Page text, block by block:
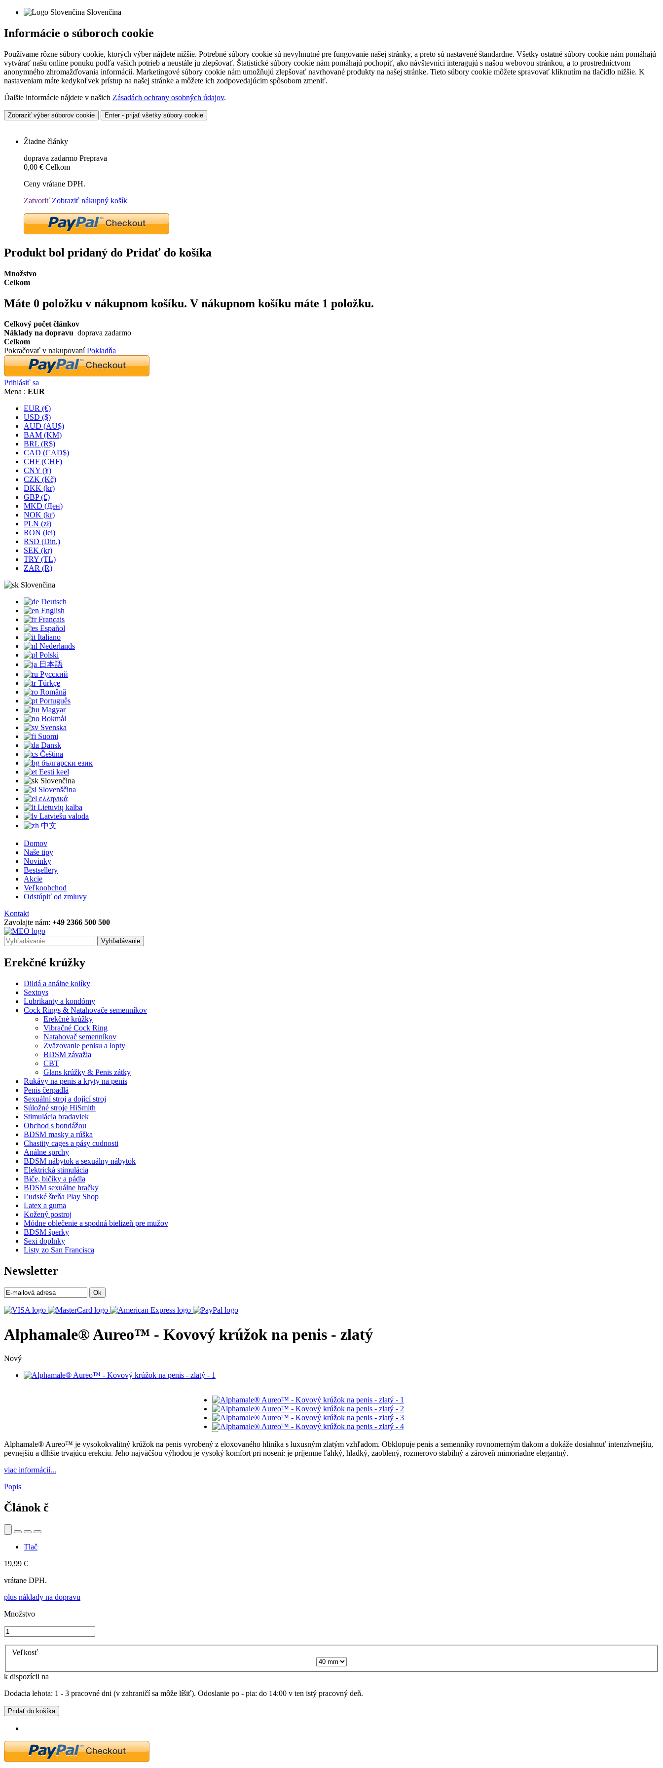
Slovenčina
Informácie o súboroch cookie
Používame rôzne súbory cookie, ktorých výber nájdete nižšie. Potrebné súbory cookie sú nevyhnutné pre fungovanie našej stránky, a preto sú nastavené štandardne. Všetky ostatné súbory cookie nám pomáhajú
vytvárať našu online ponuku podľa vašich potrieb a neustále ju zlepšovať. Štatistické súbory cookie nám pomáhajú pochopiť, ako návštevníci interagujú s našou webovou stránkou, a to prostredníctvom
anonymného zhromažďovania informácií. Marketingové súbory cookie nám umožňujú zlepšovať navrhované produkty na našej stránke. Tieto súbory cookie môžete spravovať kliknutím na tlačidlo nižšie. K
nastaveniam máte kedykoľvek prístup na našej stránke a môžete ich zodpovedajúcim spôsobom zmeniť.
Ďalšie informácie nájdete v našich Zásadách ochrany osobných údajov.
Zobraziť výber súborov cookie Enter - prijať všetky súbory cookie
Žiadne články
doprava zadarmo Preprava
0,00 € Celkom
Ceny vrátane DPH.
Zatvoriť Zobraziť nákupný košík
Produkt bol pridaný do Pridať do košíka
Množstvo
Celkom
Máte 0 položku v nákupnom košíku. V nákupnom košíku máte 1 položku.
Celkový počet článkov
Náklady na dopravu doprava zadarmo
Celkom
Pokračovať v nakupovaníPokladňa
Prihlásiť sa
Mena : EUR
EUR (€)
USD ($)
AUD (AU$)
BAM (KM)
BRL (R$)
CAD (CAD$)
CHF (CHF)
CNY (¥)
CZK (Kč)
DKK (kr)
GBP (£)
MKD (Ден)
NOK (kr)
PLN (zł)
RON (lei)
RSD (Din.)
SEK (kr)
TRY (TL)
ZAR (R)
Slovenčina
Deutsch
English
Français
Español
Italiano
Nederlands
Polski
日本語
Русский
Türkçe
Română
Português
Magyar
Bokmål
Svenska
Suomi
Dansk
Čeština
български език
Eesti keel
Slovenčina
Slovenščina
ελληνικά
Lietuvių kalba
Latviešu valoda
中文
Domov
Naše tipy
Novinky
Bestsellery
Akcie
Veľkoobchod
Odstúpiť od zmluvy
Kontakt
Zavolajte nám: +49 2366 500 500
Vyhľadávanie
Erekčné krúžky
Dildá a análne kolíky
Sextoys
Lubrikanty a kondómy
Cock Rings & Natahovače semenníkov
Erekčné krúžky
Vibračné Cock Ring
Natahovač semenníkov
Zväzovanie penisu a lopty
BDSM závažia
CBT
Glans krúžky & Penis zátky
Rukávy na penis a kryty na penis
Penis čerpadlá
Sexuální stroj a dojící stroj
Súložné stroje HiSmith
Stimulácia bradaviek
Obchod s bondážou
BDSM masky a rúška
Chastity cages a pásy cudnosti
Análne sprchy
BDSM nábytok a sexuálny nábytok
Elektrická stimulácia
Biče, bičíky a pádla
BDSM sexuálne hračky
Ľudské šteňa Play Shop
Latex a guma
Kožený postroj
Módne oblečenie a spodná bielizeň pre mužov
BDSM šperky
Sexi doplnky
Listy zo San Francisca
Newsletter
Ok
Alphamale® Aureo™ - Kovový krúžok na penis - zlatý
Nový
Alphamale® Aureo™ je vysokokvalitný krúžok na penis vyrobený z eloxovaného hliníka s luxusným zlatým vzhľadom. Obklopuje penis a semenníky rovnomerným tlakom a dokáže dosiahnuť intenzívnejšiu,
pevnejšiu a dlhšie trvajúcu erekciu. Jeho najväčšou výhodou je vysoký komfort pri nosení: je príjemne ľahký, hladký, zaoblený, rozmerovo stabilný a zároveň mimoriadne elegantný.
viac informácií...
Popis
Článok č
Tlač
19,99 €
vrátane DPH.
plus náklady na dopravu
Množstvo
Veľkosť
k dispozícii na
Dodacia lehota: 1 - 3 pracovné dni (v zahraničí sa môže líšiť). Odoslanie po - pia: do 14:00 v ten istý pracovný deň.
Pridať do košíka